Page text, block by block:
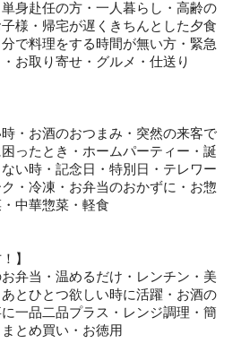
身赴任の方・一人暮らし・高齢の
様・帰宅が遅くきちんとした夕食
で料理をする時間が無い方・緊急
お取り寄せ・グルメ・仕送り
・お酒のおつまみ・突然の来客で
ったとき・ホームパーティー・誕
い時・記念日・特別日・テレワー
・冷凍・お弁当のおかずに・お惣
中華惣菜・軽食
】
弁当・温めるだけ・レンチン・美
とひとつ欲しい時に活躍・お酒の
一品二品プラス・レンジ調理・簡
とめ買い・お徳用